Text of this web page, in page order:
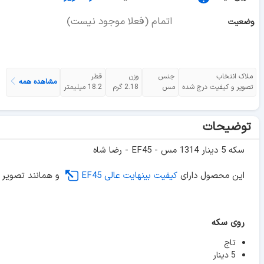
وضعیت اتمام (فعلا موجود نیست)
ملاک انتخاب
تصویر و کیفیت درج شده
جنس
مس
وزن
2.18 گرم
قطر
18.2 میلیمتر
مشاهده همه
توضیحات
سکه 5 دینار 1314 مس - EF45 - رضا شاه
این محصول دارای کیفیت بینهایت عالی EF45 و همانند
روی سکه
تاج
5 دینار